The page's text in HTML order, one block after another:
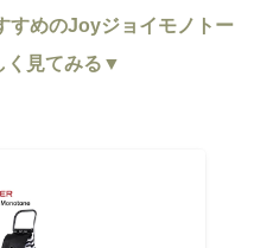
すめのJoyジョイモノトー
く見てみる▼